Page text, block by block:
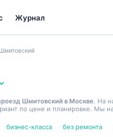
Журнал
Шмитовский в Москве. На
по цене и планировке. Мы
бизнес-класса без ремонта